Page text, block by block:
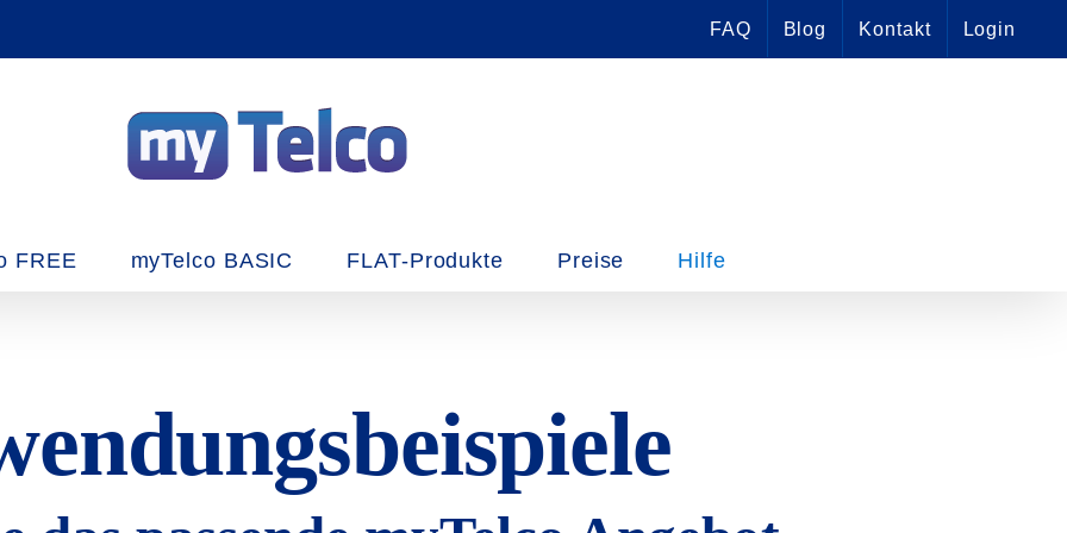
FAQ Blog Kontakt Login
FREE myTelco BASIC FLAT-Produkte Preise Hilfe